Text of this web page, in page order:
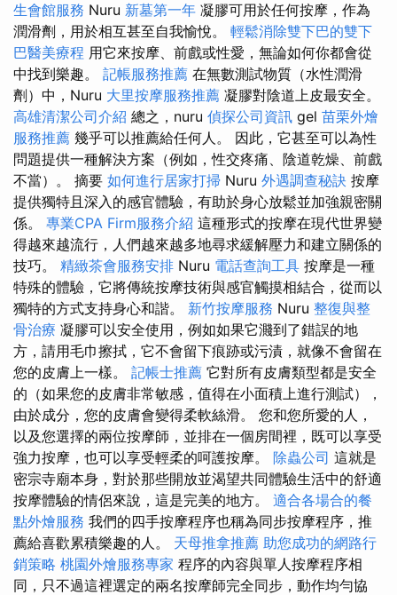
生會館服務 Nuru 新墓第一年 凝膠可用於任何按摩，作為
潤滑劑，用於相互甚至自我愉悅。 輕鬆消除雙下巴的雙下
巴醫美療程 用它來按摩、前戲或性愛，無論如何你都會從
中找到樂趣。 記帳服務推薦 在無數測試物質（水性潤滑
劑）中，Nuru 大里按摩服務推薦 凝膠對陰道上皮最安全。
高雄清潔公司介紹 總之，nuru 偵探公司資訊 gel 苗栗外燴
服務推薦 幾乎可以推薦給任何人。 因此，它甚至可以為性
問題提供一種解決方案（例如，性交疼痛、陰道乾燥、前戲
不當）。 摘要 如何進行居家打掃 Nuru 外遇調查秘訣 按摩
提供獨特且深入的感官體驗，有助於身心放鬆並加強親密關
係。 專業CPA Firm服務介紹 這種形式的按摩在現代世界變
得越來越流行，人們越來越多地尋求緩解壓力和建立關係的
技巧。 精緻茶會服務安排 Nuru 電話查詢工具 按摩是一種
特殊的體驗，它將傳統按摩技術與感官觸摸相結合，從而以
獨特的方式支持身心和諧。 新竹按摩服務 Nuru 整復與整
骨治療 凝膠可以安全使用，例如如果它濺到了錯誤的地
方，請用毛巾擦拭，它不會留下痕跡或污漬，就像不會留在
您的皮膚上一樣。 記帳士推薦 它對所有皮膚類型都是安全
的（如果您的皮膚非常敏感，值得在小面積上進行測試），
由於成分，您的皮膚會變得柔軟絲滑。 您和您所愛的人，
以及您選擇的兩位按摩師，並排在一個房間裡，既可以享受
強力按摩，也可以享受輕柔的呵護按摩。 除蟲公司 這就是
密宗寺廟本身，對於那些開放並渴望共同體驗生活中的舒適
按摩體驗的情侶來說，這是完美的地方。 適合各場合的餐
點外燴服務 我們的四手按摩程序也稱為同步按摩程序，推
薦給喜歡累積樂趣的人。 天母推拿推薦 助您成功的網路行
銷策略 桃園外燴服務專家 程序的內容與單人按摩程序相
同，只不過這裡選定的兩名按摩師完全同步，動作均勻協